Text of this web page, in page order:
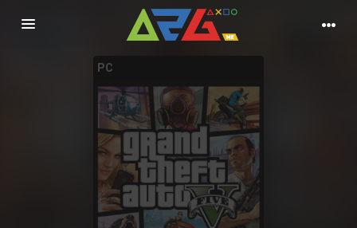
Nawigacja
PC